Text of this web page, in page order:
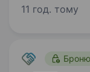
конкурс на
11 год. тому